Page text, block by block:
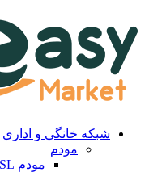
شبکه خانگی و اداری
مودم
مودم ADSL و VDSL